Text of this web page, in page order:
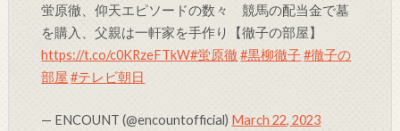
蛍原徹、仰天エピソードの数々 競馬の配当金で墓
を購入、父親は一軒家を手作り【徹子の部屋】
https://t.co/c0KRzeFTkW#蛍原徹 #黒柳徹子 #徹子の
部屋 #テレビ朝日
— ENCOUNT (@encountofficial) March 22, 2023